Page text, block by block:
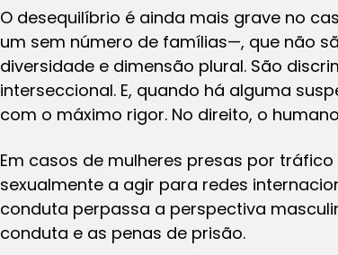
O desequilíbrio é ainda mais grave no
um sem número de famílias—, que não
diversidade e dimensão plural. São
interseccional. E, quando há alguma
com o máximo rigor. No direito, o
Em casos de mulheres presas por
sexualmente a agir para redes
conduta perpassa a perspectiva
conduta e as penas de prisão.